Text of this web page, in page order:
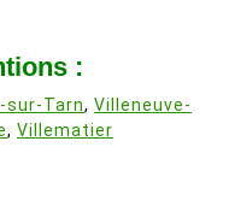
:
sur-Tarn, Villeneuve-
, Villematier